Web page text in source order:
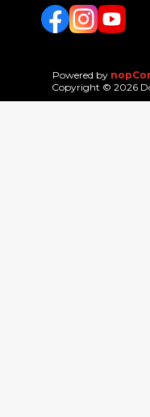
FacebookTwitterYouTube
Powered by
Copyright © 2026